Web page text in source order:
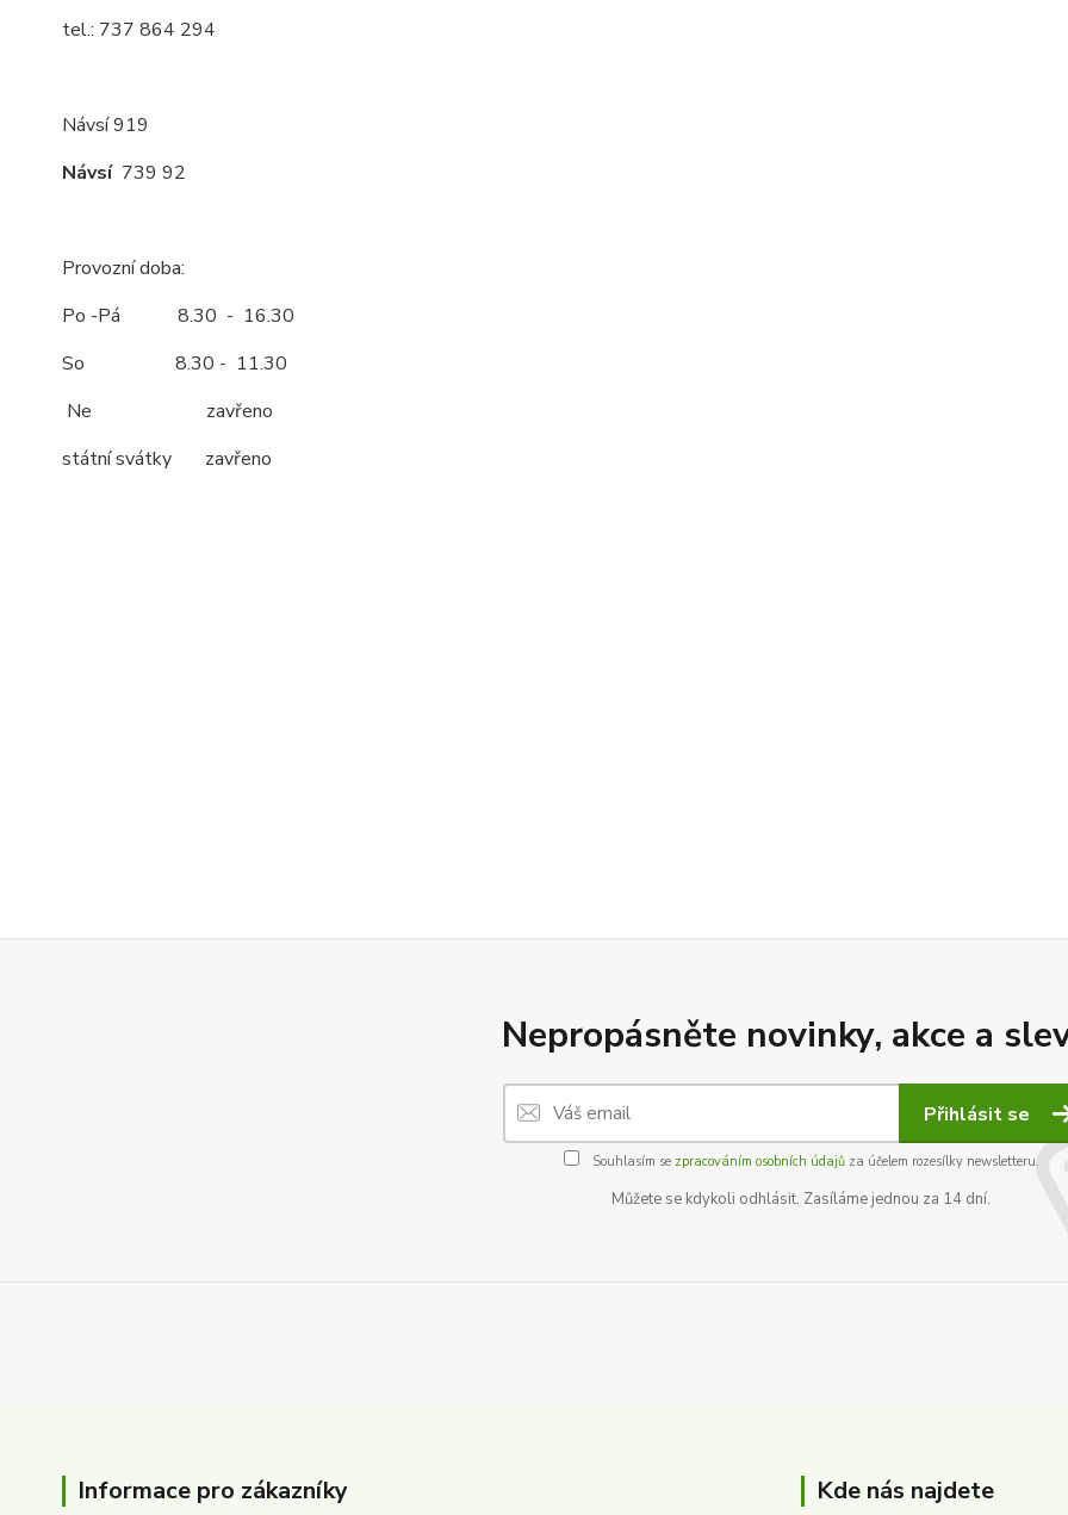
tel.: 737 864 294
Návsí 919
Návsí739 92
Provozní doba:
Po -Pá 8.30 - 16.30
So 8.30 - 11.30
Ne zavřeno
státní svátky zavřeno
Nepropásněte novinky, akce a
Přihlásit se
Souhlasím se zpracováním osobních údajůza účelem rozesílky newsletteru.
Můžete se kdykoli odhlásit. Zasíláme jednou za 14 dní.
Informace pro zákazníky Kde nás najdete